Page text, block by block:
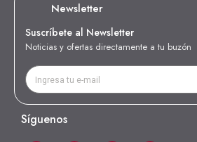
Newsletter
Suscríbete al Newsletter
Noticias y ofertas directamente a tu buzón
Síguenos